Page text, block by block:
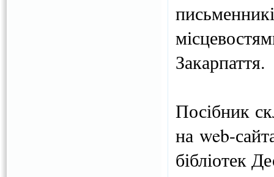
Закарпаття.
Посібник
на web-
бібліотек